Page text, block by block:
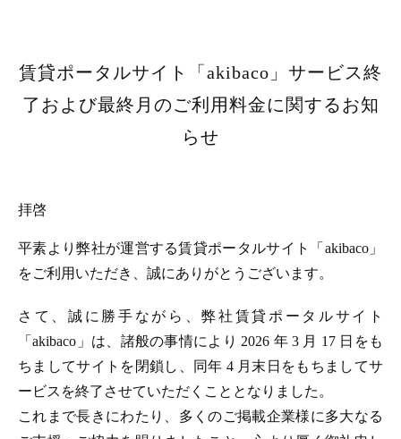
賃貸ポータルサイト「akibaco」サービス終
了および最終月のご利用料金に関するお知
らせ
拝啓
平素より弊社が運営する賃貸ポータルサイト「akibaco」
をご利用いただき、誠にありがとうございます。
さて、誠に勝手ながら、弊社賃貸ポータルサイト
「akibaco」は、諸般の事情により 2026 年 3 月 17 日をも
ちましてサイトを閉鎖し、同年 4 月末日をもちましてサ
ービスを終了させていただくこととなりました。
これまで長きにわたり、多くのご掲載企業様に多大なる